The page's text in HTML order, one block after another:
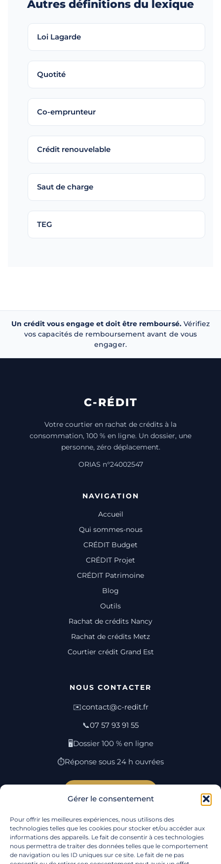
Gérer le consentement
Pour offrir les meilleures expériences, nous utilisons des
technologies telles que les cookies pour stocker et/ou accéder aux
informations des appareils. Le fait de consentir à ces technologies
nous permettra de traiter des données telles que le comportement
de navigation ou les ID uniques sur ce site. Le fait de ne pas
Autres définitions du lexique
Loi Lagarde
Quotité
Co-emprunteur
Crédit renouvelable
Saut de charge
TEG
Un crédit vous engage et doit être remboursé.Vérifiez
vos capacités de remboursement avant de vous
engager.
C-RÉDIT
Votre courtier en rachat de crédits à la
consommation, 100 % en ligne. Un dossier, une
personne, zéro déplacement.
ORIAS n°24002547
NAVIGATION
Accueil
Qui sommes-nous
CRÉDIT Budget
CRÉDIT Projet
CRÉDIT Patrimoine
Blog
Outils
Rachat de crédits Nancy
Rachat de crédits Metz
Courtier crédit Grand Est
NOUS CONTACTER
✉️contact@c-redit.fr
📞07 57 93 91 55
🖥️Dossier 100 % en ligne
⏱️Réponse sous 24 h ouvrées
Rachat par ville · Lexique · Plan du site · Qui
sommes-nous · Contact · Mentions
légales · Confidentialité · Cookies · Gérer mes
cookies